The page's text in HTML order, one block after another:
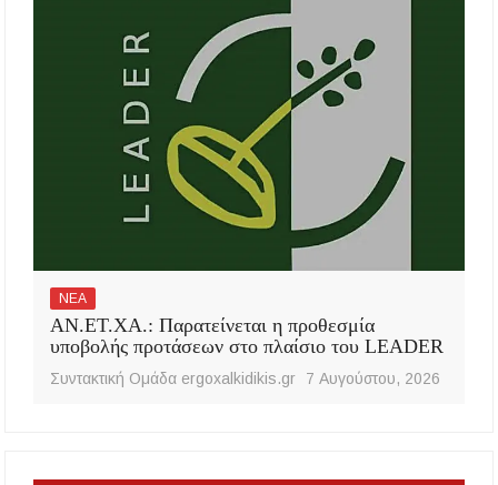
ΝΕΑ
ΑΝ.ΕΤ.ΧΑ.: Παρατείνεται η προθεσμία
υποβολής προτάσεων στο πλαίσιο του LEADER
Συντακτική Ομάδα ergoxalkidikis.gr 7 Αυγούστου, 2026